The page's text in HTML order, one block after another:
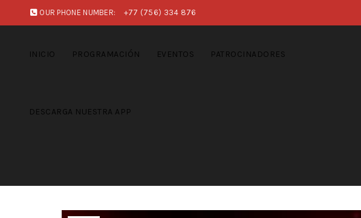
OUR PHONE NUMBER: +77 (756) 334 876
INICIO PROGRAMACIÓN EVENTOS PATROCINADORES
DESCARGA NUESTRA APP